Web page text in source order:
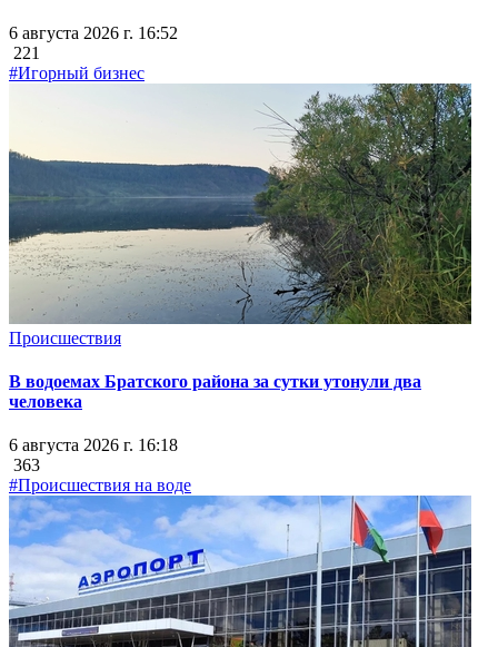
6 августа 2026 г. 16:52
221
#Игорный бизнес
Происшествия
В водоемах Братского района за сутки утонули два
человека
6 августа 2026 г. 16:18
363
#Происшествия на воде